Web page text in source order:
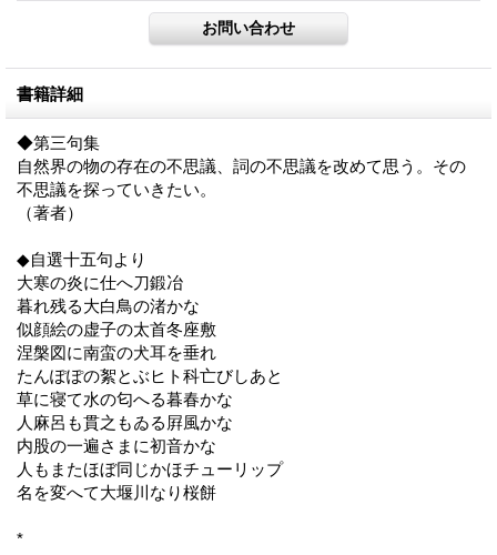
書籍詳細
◆第三句集
自然界の物の存在の不思議、詞の不思議を改めて思う。その
不思議を探っていきたい。
（著者）
◆自選十五句より
大寒の炎に仕へ刀鍛冶
暮れ残る大白鳥の渚かな
似顔絵の虚子の太首冬座敷
涅槃図に南蛮の犬耳を垂れ
たんぽぽの絮とぶヒト科亡びしあと
草に寝て水の匂へる暮春かな
人麻呂も貫之もゐる屛風かな
内股の一遍さまに初音かな
人もまたほぼ同じかほチューリップ
名を変へて大堰川なり桜餅
*